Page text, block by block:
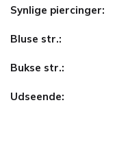
Synlige piercinger:
Bluse str.:
Bukse str.:
Udseende: